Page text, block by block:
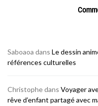
Saboaoa dans Le dessin
références culturelles
Christophedans Voyager
rêve d’enfant partagé avec